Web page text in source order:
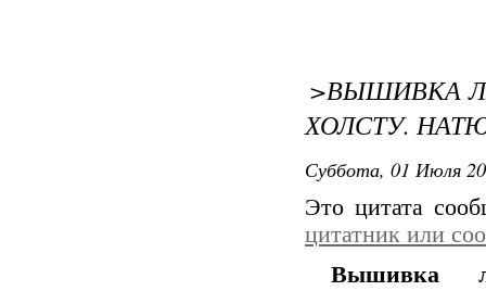
>ВЫШИВКА
ХОЛСТУ.
Суббота, 01 Июля
Это цитата
цитатник или
Вышивка